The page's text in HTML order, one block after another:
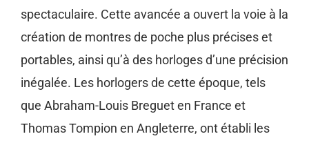
spectaculaire. Cette avancée a ouvert la voie à la
création de montres de poche plus précises et
portables, ainsi qu’à des horloges d’une précision
inégalée. Les horlogers de cette époque, tels
que Abraham-Louis Breguet en France et
Thomas Tompion en Angleterre, ont établi les